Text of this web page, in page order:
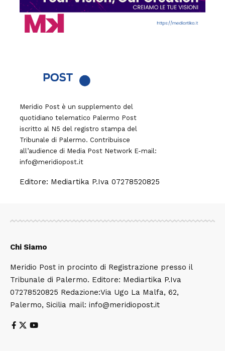
Meridio Post è un supplemento del
quotidiano telematico Palermo Post
iscritto al N5 del registro stampa del
Tribunale di Palermo. Contribuisce
all’audience di Media Post Network E-mail:
info@meridiopost.it
Editore: Mediartika P.Iva 07278520825
Chi Siamo
Meridio Post in procinto di Registrazione presso il
Tribunale di Palermo. Editore: Mediartika P.Iva
07278520825 Redazione:Via Ugo La Malfa, 62,
Palermo, Sicilia mail: info@meridiopost.it